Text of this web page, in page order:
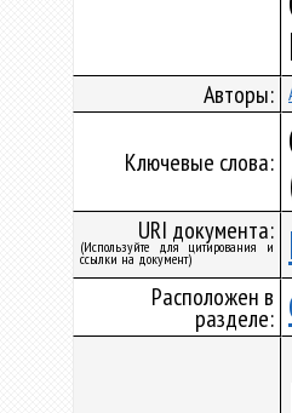
Авторы:
Ключевые слова:
URI документа:
(Используйте для цитирования и
ссылки на документ)
Расположен в
разделе: